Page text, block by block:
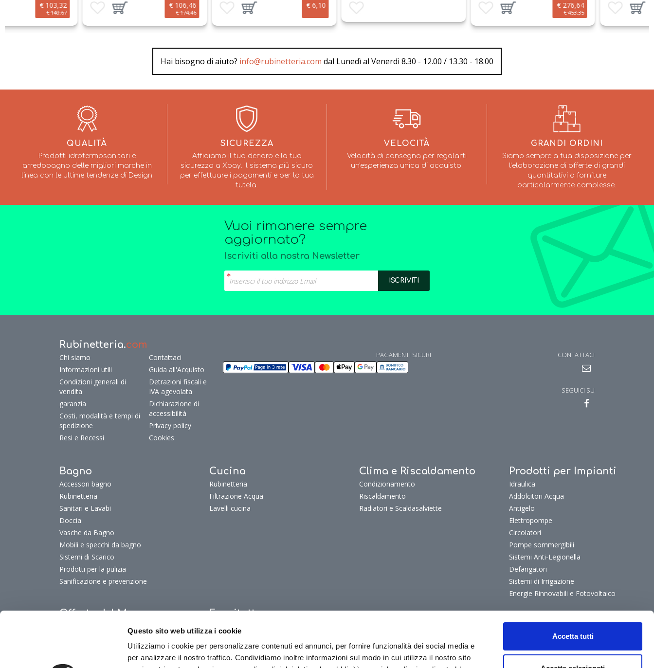
Questo sito web utilizza i cookie
Utilizziamo i cookie per personalizzare contenuti ed annunci, per fornire funzionalità dei social media e
per analizzare il nostro traffico. Condividiamo inoltre informazioni sul modo in cui utilizza il nostro sito
Accetta tutti
Aggiungi ai preferiti
Aggiungi prodotto al carrello
€ 106,46
€ 174,46
Aggiungi ai preferiti
Aggiungi prodotto al carrello
€ 6,10 Aggiungi ai preferiti Aggiungi prodotto al carrello
€ 276,64
€ 453,35
Aggiungi ai preferiti
Aggiungi prodotto al carrello
€ 6,10
Hai bisogno di aiuto? info@rubinetteria.com dal Lunedì al Venerdì 8.30 - 12.00 / 13.30 - 18.00
QUALITÀ
Prodotti idrotermosanitari e
arredobagno delle migliori marche in
linea con le ultime tendenze di Design
SICUREZZA
Affidiamo il tuo denaro e la tua
sicurezza a Xpay. Il sistema più sicuro
per effettuare i pagamenti e per la tua
tutela.
VELOCITÀ
Velocità di consegna per regalarti
un'esperienza unica di acquisto.
GRANDI ORDINI
Siamo sempre a tua disposizione per
l’elaborazione di offerte di grandi
quantitativi o forniture
particolarmente complesse.
Vuoi rimanere sempre
aggiornato?
Iscriviti alla nostra Newsletter
Rubinetteria.com
Chi siamo
Informazioni utili
Condizioni generali di
vendita
garanzia
Costi, modalità e tempi di
spedizione
Resi e Recessi
Contattaci
Guida all'Acquisto
Detrazioni fiscali e
IVA agevolata
Dichiarazione di
accessibilità
Privacy policy
Cookies
PAGAMENTI SICURI CONTATTACI
SEGUICI SU
Bagno
Accessori bagno
Rubinetteria
Sanitari e Lavabi
Doccia
Vasche da Bagno
Mobili e specchi da bagno
Sistemi di Scarico
Prodotti per la pulizia
Sanificazione e prevenzione
Cucina
Rubinetteria
Filtrazione Acqua
Lavelli cucina
Clima e Riscaldamento
Condizionamento
Riscaldamento
Radiatori e Scaldasalviette
Prodotti per Impianti
Idraulica
Addolcitori Acqua
Antigelo
Elettropompe
Circolatori
Pompe sommergibili
Sistemi Anti-Legionella
Defangatori
Sistemi di Irrigazione
Energie Rinnovabili e Fotovoltaico
Offerte del Mese Fuoritutto
Fuoritutto
FuoriTutto Cucina
FuoriTutto Clima e riscaldamento